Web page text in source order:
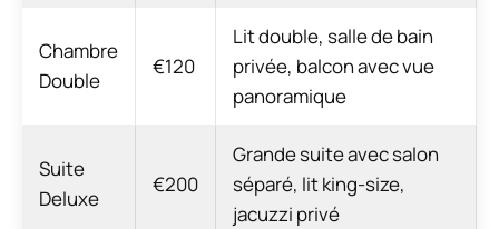
Chambre
Double
€120
Lit double, salle de bain
privée, balcon avec vue
panoramique
Suite
Deluxe
€200
Grande suite avec salon
séparé, lit king-size,
jacuzzi privé